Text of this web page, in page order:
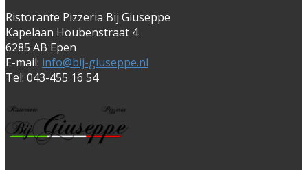
Ristorante Pizzeria Bij Giuseppe
Kapelaan Houbenstraat 4
6285 AB Epen
E-mail: info@bij-giuseppe.nl
Tel: 043-455 16 54